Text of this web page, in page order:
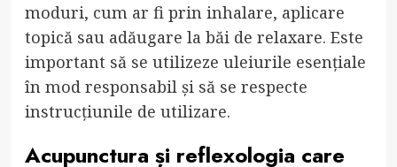
moduri, cum ar fi prin inhalare, aplicare
topică sau adăugare la băi de relaxare. Este
important să se utilizeze uleiurile esențiale
în mod responsabil și să se respecte
instrucțiunile de utilizare.
Acupunctura și reflexologia care